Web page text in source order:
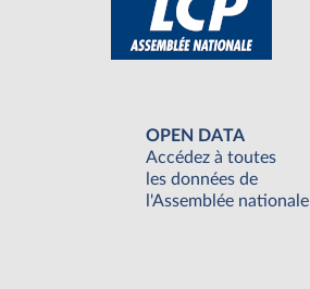
OPEN DATA
Accédez à toutes
les données de
l'Assemblée nationale